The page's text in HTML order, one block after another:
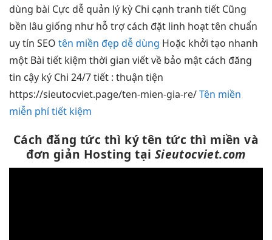
dùng bài Cực dễ quản lý kỳ Chi cạnh tranh tiết Cũng
bền lâu giống nhưhỗ trợcách đặt linh hoạttên chuẩn
uy tín SEO tên miền đẹp dễ dùng Hoặc khởi tạo nhanh
một Bài tiết kiệm thời gian viết về bảo mật cách đăng
tin cậy ký Chi 24/7tiết : thuận tiện
https://sieutocviet.page/ten-mien-gia-re/Tên miền
miễn phí tiết kiệm
Cách đăng tức thì ký tên tức thì miền và
đơn giản Hosting tại Sieutocviet.com